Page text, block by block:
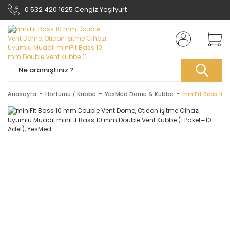
0 532 420 1625 Cengiz Yeşilyurt
Anasayfa Hortumu / Kubbe YesMed Dome & Kubbe miniFit Bass 10